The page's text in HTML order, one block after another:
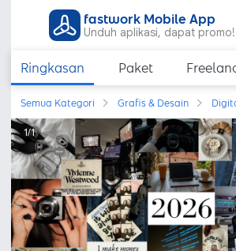
fastwork Mobile App
Unduh aplikasi, dapat promo!
Ringkasan Paket
Semua Kategori Grafis & Desain
1/1